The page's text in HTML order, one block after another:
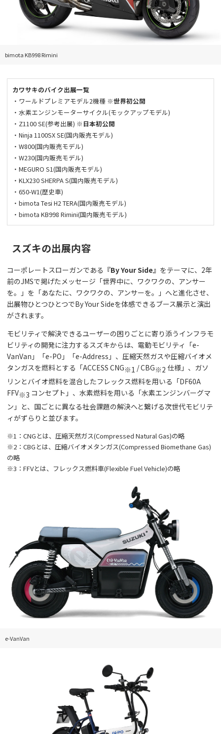
bimota KB998 Rimini
カワサキのバイク出展一覧
・ワールドプレミアモデル2機種 ※世界初公開
・水素エンジンモーターサイクル(モックアップモデル)
・Z1100 SE(参考出展) ※日本初公開
・Ninja 1100SX SE(国内販売モデル)
・W800(国内販売モデル)
・W230(国内販売モデル)
・MEGURO S1(国内販売モデル)
・KLX230 SHERPA S(国内販売モデル)
・650-W1(歴史車)
・bimota Tesi H2 TERA(国内販売モデル)
・bimota KB998 Rimini(国内販売モデル)
スズキの出展内容
コーポレートスローガンである 『By Your Side』 をテーマに、2年
前のJMSで掲げたメッセージ「世界中に、ワクワクの、アンサー
を。」を「あなたに、ワクワクの、アンサーを。」へと進化させ、
出展物ひとつひとつでBy Your Sideを体感できるブース展示と演出
がされます。
モビリティで解決できるユーザーの困りごとに寄り添うインフラモ
ビリティの開発に注力するスズキからは、電動モビリティ「e-
VanVan」「e-PO」「e-Address」、圧縮天然ガスや圧縮バイオメ
タンガスを燃料とする「ACCESS CNG※1 / CBG※2 仕様」、ガソ
リンとバイオ燃料を混合したフレックス燃料を用いる「DF60A
FFV※3 コンセプト」、水素燃料を用いる「水素エンジンバーグマ
ン」と、国ごとに異なる社会課題の解決へと繋げる次世代モビリテ
ィがずらりと並びます。
※1：CNGとは、圧縮天然ガス(Compressed Natural Gas)の略
※2：CBGとは、圧縮バイオメタンガス(Compressed Biomethane Gas)
の略
※3：FFVとは、フレックス燃料車(Flexible Fuel Vehicle)の略
e-VanVan